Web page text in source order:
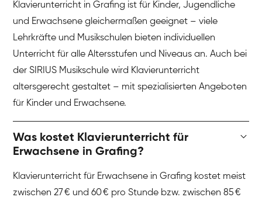
Klavierunterricht in Grafing ist für Kinder, Jugendliche
und Erwachsene gleichermaßen geeignet – viele
Lehrkräfte und Musikschulen bieten individuellen
Unterricht für alle Altersstufen und Niveaus an. Auch bei
der SIRIUS Musikschule wird Klavierunterricht
altersgerecht gestaltet – mit spezialisierten Angeboten
für Kinder und Erwachsene.
Was kostet Klavierunterricht für
Erwachsene in Grafing?
Klavierunterricht für Erwachsene in Grafing kostet meist
zwischen 27 € und 60 € pro Stunde bzw. zwischen 85 €